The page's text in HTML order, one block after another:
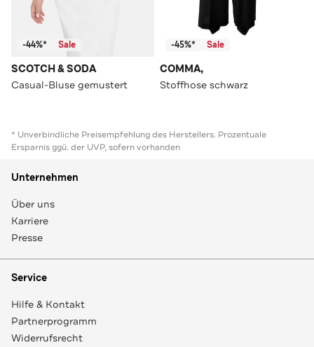
-44%* Sale
SCOTCH & SODA
Casual-Bluse gemustert
-45%* Sale
COMMA,
Stoffhose schwarz
* Unverbindliche Preisempfehlung des Herstellers. Prozentuale
Ersparnis ggü. der UVP, sofern vorhanden
Unternehmen
Über uns
Karriere
Presse
Service
Hilfe & Kontakt
Partnerprogramm
Widerrufsrecht